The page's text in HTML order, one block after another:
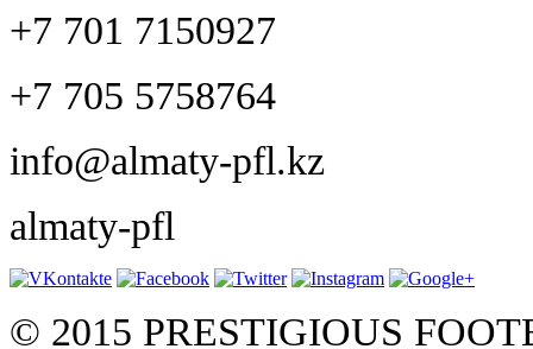
+7 701 7150927
+7 705 5758764
info@almaty-pfl.kz
almaty-pfl
© 2015 PRESTIGIOUS